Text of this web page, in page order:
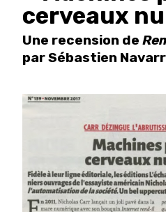
cerveaux
Une recension de
par Sébastien